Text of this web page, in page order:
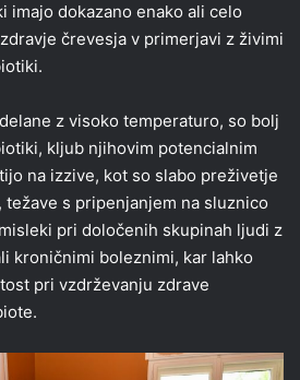
imajo dokazano enako ali celo
črevesja v primerjavi z živimi
z visoko temperaturo, so bolj
kljub njihovim potencialnim
na izzive, kot so slabo preživetje
s pripenjanjem na sluznico
pri določenih skupinah ljudi z
kroničnimi boleznimi, kar lahko
pri vzdrževanju zdrave